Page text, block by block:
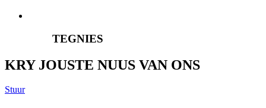
TEGNIES
KRY JOUSTE NUUS VAN ONS
Stuur